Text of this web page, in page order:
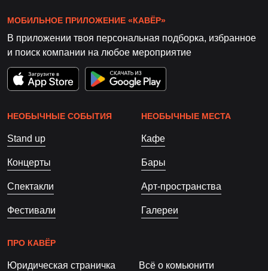
МОБИЛЬНОЕ ПРИЛОЖЕНИЕ «КАВЁР»
В приложении твоя персональная подборка, избранное
и поиск компании на любое мероприятие
НЕОБЫЧНЫЕ СОБЫТИЯ
Stand up
Концерты
Спектакли
Фестивали
НЕОБЫЧНЫЕ МЕСТА
Кафе
Бары
Арт-пространства
Галереи
ПРО КАВЁР
Юридическая страничка Всё о комьюнити